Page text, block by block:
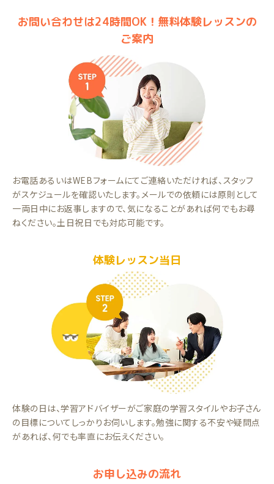
お問い合わせは24時間OK！無料体験レッスンの
ご案内
お電話あるいはWEBフォームにてご連絡いただければ、スタッフ
がスケジュールを確認いたします。メールでの依頼には原則として
一両日中にお返事しますので、気になることがあれば何でもお尋
ねください。土日祝日でも対応可能です。
体験レッスン当日
体験の日は、学習アドバイザーがご家庭の学習スタイルやお子さん
の目標についてしっかりお伺いします。勉強に関する不安や疑問点
があれば、何でも率直にお伝えください。
お申し込みの流れ